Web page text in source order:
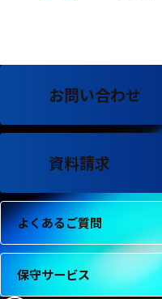
698
を
表
す
お問い合わせ
資料請求
よくあるご質問
保守サービス